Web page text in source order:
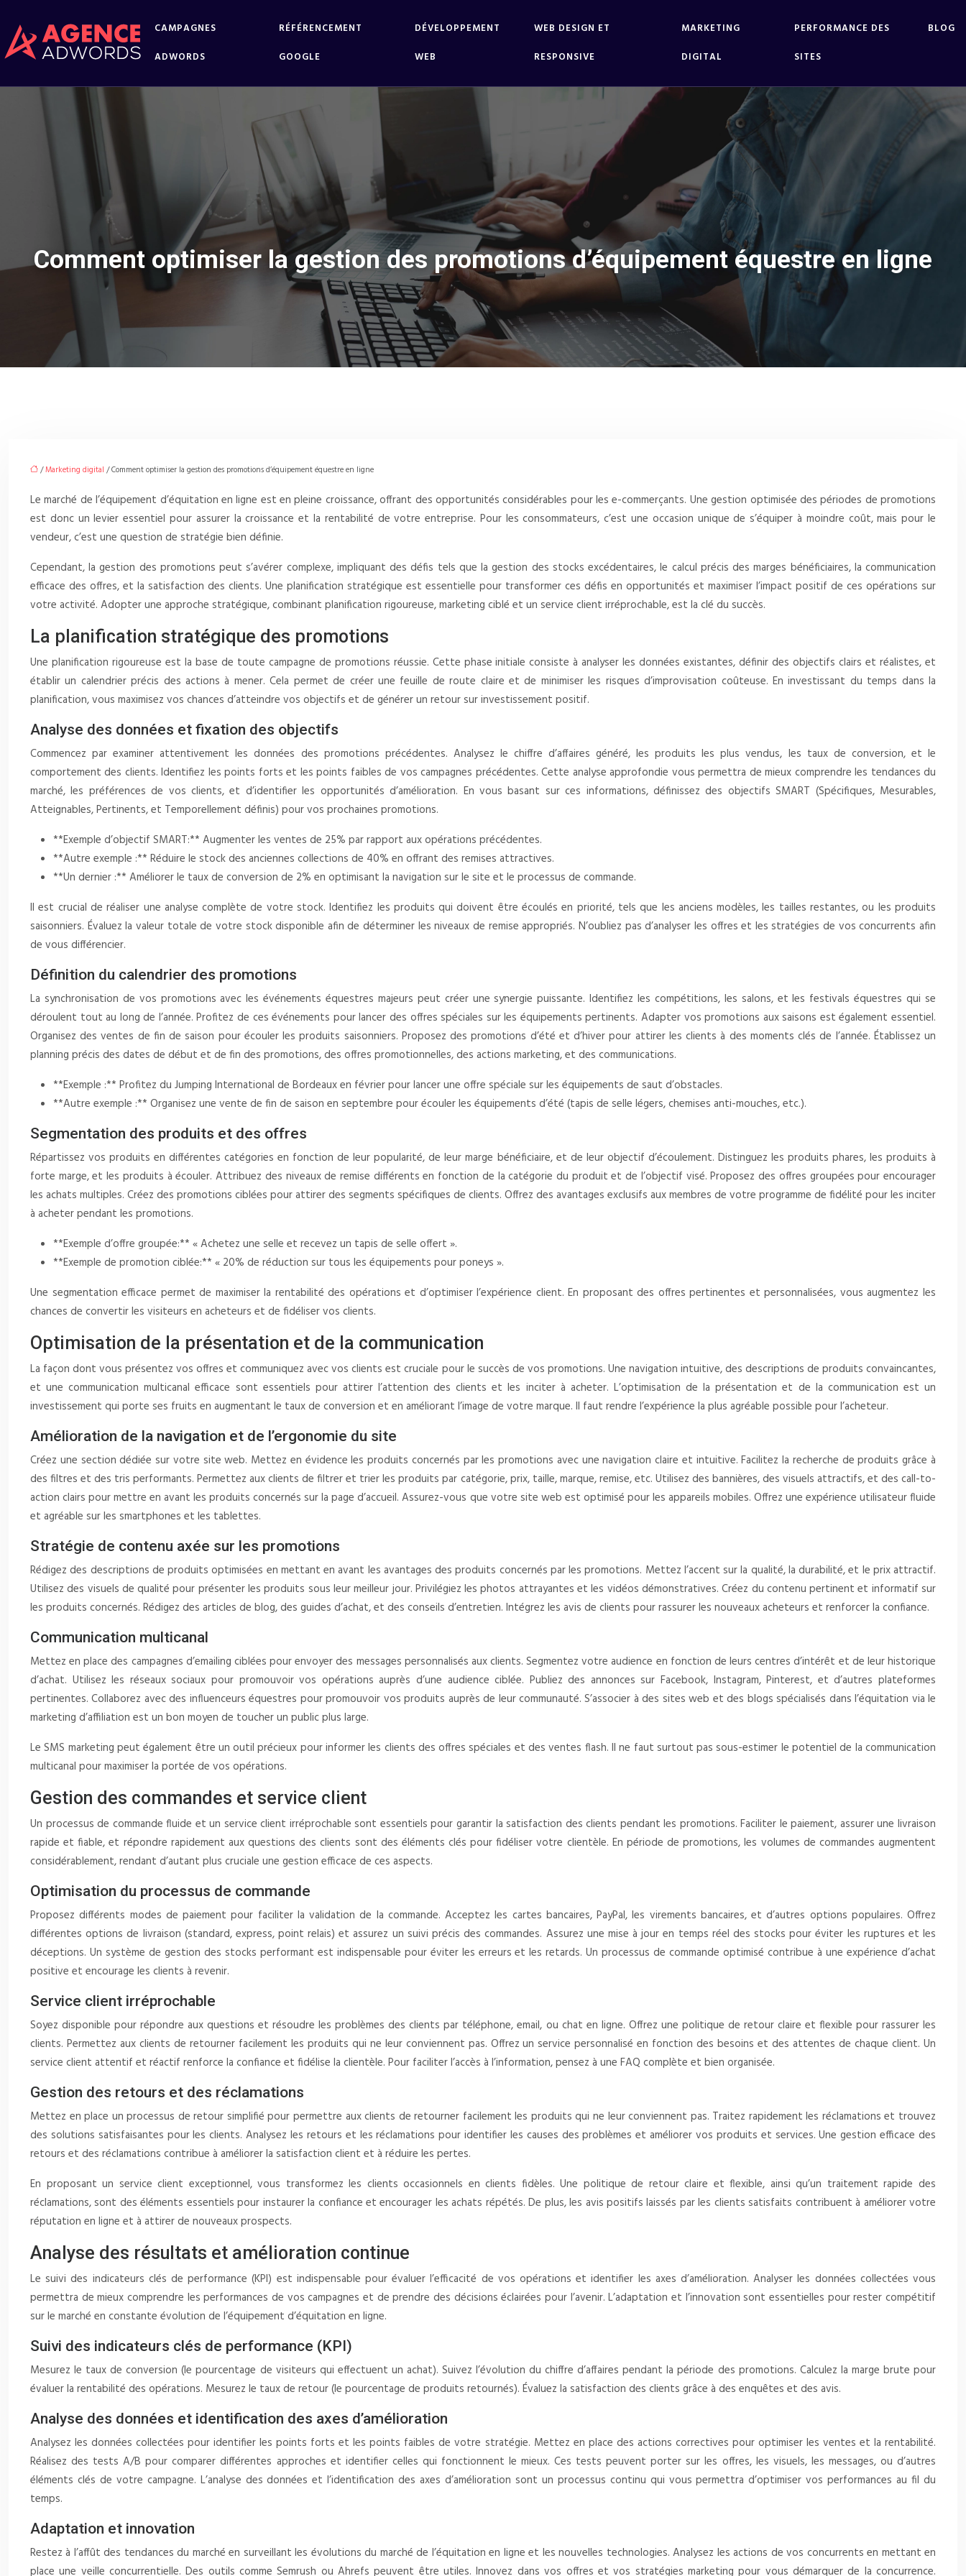
CAMPAGNES
ADWORDS
RÉFÉRENCEMENT
GOOGLE
DÉVELOPPEMENT
WEB
WEB DESIGN ET
RESPONSIVE
MARKETING
DIGITAL
PERFORMANCE DES
SITES
BLOG
Comment optimiser la gestion des promotions d’équipement équestre en ligne
/Marketing digital / Comment optimiser la gestion des promotions d’équipement équestre en ligne
Le marché de l’équipement d’équitation en ligne est en pleine croissance, offrant des opportunités considérables pour les e-commerçants. Une gestion optimisée des périodes de promotions
est donc un levier essentiel pour assurer la croissance et la rentabilité de votre entreprise. Pour les consommateurs, c’est une occasion unique de s’équiper à moindre coût, mais pour le
vendeur, c’est une question de stratégie bien définie.
Cependant, la gestion des promotions peut s’avérer complexe, impliquant des défis tels que la gestion des stocks excédentaires, le calcul précis des marges bénéficiaires, la communication
efficace des offres, et la satisfaction des clients. Une planification stratégique est essentielle pour transformer ces défis en opportunités et maximiser l’impact positif de ces opérations sur
votre activité. Adopter une approche stratégique, combinant planification rigoureuse, marketing ciblé et un service client irréprochable, est la clé du succès.
La planification stratégique des promotions
Une planification rigoureuse est la base de toute campagne de promotions réussie. Cette phase initiale consiste à analyser les données existantes, définir des objectifs clairs et réalistes, et
établir un calendrier précis des actions à mener. Cela permet de créer une feuille de route claire et de minimiser les risques d’improvisation coûteuse. En investissant du temps dans la
planification, vous maximisez vos chances d’atteindre vos objectifs et de générer un retour sur investissement positif.
Analyse des données et fixation des objectifs
Commencez par examiner attentivement les données des promotions précédentes. Analysez le chiffre d’affaires généré, les produits les plus vendus, les taux de conversion, et le
comportement des clients. Identifiez les points forts et les points faibles de vos campagnes précédentes. Cette analyse approfondie vous permettra de mieux comprendre les tendances du
marché, les préférences de vos clients, et d’identifier les opportunités d’amélioration. En vous basant sur ces informations, définissez des objectifs SMART (Spécifiques, Mesurables,
Atteignables, Pertinents, et Temporellement définis) pour vos prochaines promotions.
**Exemple d’objectif SMART:** Augmenter les ventes de 25% par rapport aux opérations précédentes.
**Autre exemple :** Réduire le stock des anciennes collections de 40% en offrant des remises attractives.
**Un dernier :** Améliorer le taux de conversion de 2% en optimisant la navigation sur le site et le processus de commande.
Il est crucial de réaliser une analyse complète de votre stock. Identifiez les produits qui doivent être écoulés en priorité, tels que les anciens modèles, les tailles restantes, ou les produits
saisonniers. Évaluez la valeur totale de votre stock disponible afin de déterminer les niveaux de remise appropriés. N’oubliez pas d’analyser les offres et les stratégies de vos concurrents afin
de vous différencier.
Définition du calendrier des promotions
La synchronisation de vos promotions avec les événements équestres majeurs peut créer une synergie puissante. Identifiez les compétitions, les salons, et les festivals équestres qui se
déroulent tout au long de l’année. Profitez de ces événements pour lancer des offres spéciales sur les équipements pertinents. Adapter vos promotions aux saisons est également essentiel.
Organisez des ventes de fin de saison pour écouler les produits saisonniers. Proposez des promotions d’été et d’hiver pour attirer les clients à des moments clés de l’année. Établissez un
planning précis des dates de début et de fin des promotions, des offres promotionnelles, des actions marketing, et des communications.
**Exemple :** Profitez du Jumping International de Bordeaux en février pour lancer une offre spéciale sur les équipements de saut d’obstacles.
**Autre exemple :** Organisez une vente de fin de saison en septembre pour écouler les équipements d’été (tapis de selle légers, chemises anti-mouches, etc.).
Segmentation des produits et des offres
Répartissez vos produits en différentes catégories en fonction de leur popularité, de leur marge bénéficiaire, et de leur objectif d’écoulement. Distinguez les produits phares, les produits à
forte marge, et les produits à écouler. Attribuez des niveaux de remise différents en fonction de la catégorie du produit et de l’objectif visé. Proposez des offres groupées pour encourager
les achats multiples. Créez des promotions ciblées pour attirer des segments spécifiques de clients. Offrez des avantages exclusifs aux membres de votre programme de fidélité pour les inciter
à acheter pendant les promotions.
**Exemple d’offre groupée:** « Achetez une selle et recevez un tapis de selle offert ».
**Exemple de promotion ciblée:** « 20% de réduction sur tous les équipements pour poneys ».
Une segmentation efficace permet de maximiser la rentabilité des opérations et d’optimiser l’expérience client. En proposant des offres pertinentes et personnalisées, vous augmentez les
chances de convertir les visiteurs en acheteurs et de fidéliser vos clients.
Optimisation de la présentation et de la communication
La façon dont vous présentez vos offres et communiquez avec vos clients est cruciale pour le succès de vos promotions. Une navigation intuitive, des descriptions de produits convaincantes,
et une communication multicanal efficace sont essentiels pour attirer l’attention des clients et les inciter à acheter. L’optimisation de la présentation et de la communication est un
investissement qui porte ses fruits en augmentant le taux de conversion et en améliorant l’image de votre marque. Il faut rendre l’expérience la plus agréable possible pour l’acheteur.
Amélioration de la navigation et de l’ergonomie du site
Créez une section dédiée sur votre site web. Mettez en évidence les produits concernés par les promotions avec une navigation claire et intuitive. Facilitez la recherche de produits grâce à
des filtres et des tris performants. Permettez aux clients de filtrer et trier les produits par catégorie, prix, taille, marque, remise, etc. Utilisez des bannières, des visuels attractifs, et des call-to-
action clairs pour mettre en avant les produits concernés sur la page d’accueil. Assurez-vous que votre site web est optimisé pour les appareils mobiles. Offrez une expérience utilisateur fluide
et agréable sur les smartphones et les tablettes.
Stratégie de contenu axée sur les promotions
Rédigez des descriptions de produits optimisées en mettant en avant les avantages des produits concernés par les promotions. Mettez l’accent sur la qualité, la durabilité, et le prix attractif.
Utilisez des visuels de qualité pour présenter les produits sous leur meilleur jour. Privilégiez les photos attrayantes et les vidéos démonstratives. Créez du contenu pertinent et informatif sur
les produits concernés. Rédigez des articles de blog, des guides d’achat, et des conseils d’entretien. Intégrez les avis de clients pour rassurer les nouveaux acheteurs et renforcer la confiance.
Communication multicanal
Mettez en place des campagnes d’emailing ciblées pour envoyer des messages personnalisés aux clients. Segmentez votre audience en fonction de leurs centres d’intérêt et de leur historique
d’achat. Utilisez les réseaux sociaux pour promouvoir vos opérations auprès d’une audience ciblée. Publiez des annonces sur Facebook, Instagram, Pinterest, et d’autres plateformes
pertinentes. Collaborez avec des influenceurs équestres pour promouvoir vos produits auprès de leur communauté. S’associer à des sites web et des blogs spécialisés dans l’équitation via le
marketing d’affiliation est un bon moyen de toucher un public plus large.
Le SMS marketing peut également être un outil précieux pour informer les clients des offres spéciales et des ventes flash. Il ne faut surtout pas sous-estimer le potentiel de la communication
multicanal pour maximiser la portée de vos opérations.
Gestion des commandes et service client
Un processus de commande fluide et un service client irréprochable sont essentiels pour garantir la satisfaction des clients pendant les promotions. Faciliter le paiement, assurer une livraison
rapide et fiable, et répondre rapidement aux questions des clients sont des éléments clés pour fidéliser votre clientèle. En période de promotions, les volumes de commandes augmentent
considérablement, rendant d’autant plus cruciale une gestion efficace de ces aspects.
Optimisation du processus de commande
Proposez différents modes de paiement pour faciliter la validation de la commande. Acceptez les cartes bancaires, PayPal, les virements bancaires, et d’autres options populaires. Offrez
différentes options de livraison (standard, express, point relais) et assurez un suivi précis des commandes. Assurez une mise à jour en temps réel des stocks pour éviter les ruptures et les
déceptions. Un système de gestion des stocks performant est indispensable pour éviter les erreurs et les retards. Un processus de commande optimisé contribue à une expérience d’achat
positive et encourage les clients à revenir.
Service client irréprochable
Soyez disponible pour répondre aux questions et résoudre les problèmes des clients par téléphone, email, ou chat en ligne. Offrez une politique de retour claire et flexible pour rassurer les
clients. Permettez aux clients de retourner facilement les produits qui ne leur conviennent pas. Offrez un service personnalisé en fonction des besoins et des attentes de chaque client. Un
service client attentif et réactif renforce la confiance et fidélise la clientèle. Pour faciliter l’accès à l’information, pensez à une FAQ complète et bien organisée.
Gestion des retours et des réclamations
Mettez en place un processus de retour simplifié pour permettre aux clients de retourner facilement les produits qui ne leur conviennent pas. Traitez rapidement les réclamations et trouvez
des solutions satisfaisantes pour les clients. Analysez les retours et les réclamations pour identifier les causes des problèmes et améliorer vos produits et services. Une gestion efficace des
retours et des réclamations contribue à améliorer la satisfaction client et à réduire les pertes.
En proposant un service client exceptionnel, vous transformez les clients occasionnels en clients fidèles. Une politique de retour claire et flexible, ainsi qu’un traitement rapide des
réclamations, sont des éléments essentiels pour instaurer la confiance et encourager les achats répétés. De plus, les avis positifs laissés par les clients satisfaits contribuent à améliorer votre
réputation en ligne et à attirer de nouveaux prospects.
Analyse des résultats et amélioration continue
Le suivi des indicateurs clés de performance (KPI) est indispensable pour évaluer l’efficacité de vos opérations et identifier les axes d’amélioration. Analyser les données collectées vous
permettra de mieux comprendre les performances de vos campagnes et de prendre des décisions éclairées pour l’avenir. L’adaptation et l’innovation sont essentielles pour rester compétitif
sur le marché en constante évolution de l’équipement d’équitation en ligne.
Suivi des indicateurs clés de performance (KPI)
Mesurez le taux de conversion (le pourcentage de visiteurs qui effectuent un achat). Suivez l’évolution du chiffre d’affaires pendant la période des promotions. Calculez la marge brute pour
évaluer la rentabilité des opérations. Mesurez le taux de retour (le pourcentage de produits retournés). Évaluez la satisfaction des clients grâce à des enquêtes et des avis.
Analyse des données et identification des axes d’amélioration
Analysez les données collectées pour identifier les points forts et les points faibles de votre stratégie. Mettez en place des actions correctives pour optimiser les ventes et la rentabilité.
Réalisez des tests A/B pour comparer différentes approches et identifier celles qui fonctionnent le mieux. Ces tests peuvent porter sur les offres, les visuels, les messages, ou d’autres
éléments clés de votre campagne. L’analyse des données et l’identification des axes d’amélioration sont un processus continu qui vous permettra d’optimiser vos performances au fil du
temps.
Adaptation et innovation
Restez à l’affût des tendances du marché en surveillant les évolutions du marché de l’équitation en ligne et les nouvelles technologies. Analysez les actions de vos concurrents en mettant en
place une veille concurrentielle. Des outils comme Semrush ou Ahrefs peuvent être utiles. Innovez dans vos offres et vos stratégies marketing pour vous démarquer de la concurrence.